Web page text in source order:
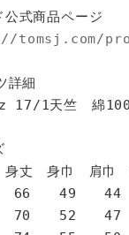
公式商品ページ
tomsj.com/
詳細
17/1天竺 綿100
身巾 肩巾
49 44
52 47